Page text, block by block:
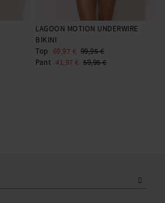
LAGOON MOTION UNDERWIRE
BIKINI
Top 69,97 € 99,95 €
Pant 41,97 € 59,95 €